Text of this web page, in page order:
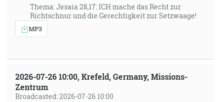
Thema: Jesaia 28,17: ICH mache das Recht zur
Richtschnur und die Gerechtigkeit zur Setzwaage!
MP3
2026-07-26 10:00, Krefeld, Germany, Missions-
Zentrum
Broadcasted: 2026-07-26 10:00